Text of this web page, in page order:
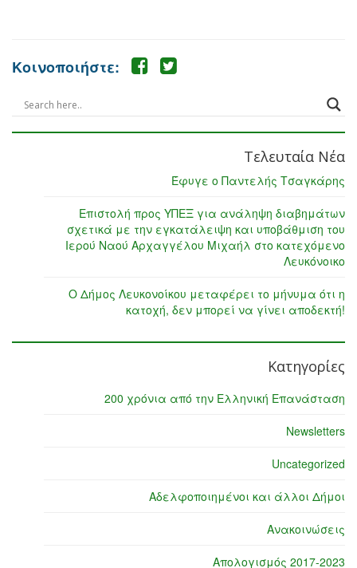
Κοινοποιήστε:
Τελευταία Νέα
Έφυγε ο Παντελής Τσαγκάρης
Επιστολή προς ΥΠΕΞ για ανάληψη διαβημάτων
σχετικά με την εγκατάλειψη και υποβάθμιση του
Ιερού Ναού Αρχαγγέλου Μιχαήλ στο κατεχόμενο
Λευκόνοικο
Ο Δήμος Λευκονοίκου μεταφέρει το μήνυμα ότι η
κατοχή, δεν μπορεί να γίνει αποδεκτή!
Κατηγορίες
200 χρόνια από την Ελληνική Επανάσταση
Newsletters
Uncategorized
Αδελφοποιημένοι και άλλοι Δήμοι
Ανακοινώσεις
Απολογισμός 2017-2023